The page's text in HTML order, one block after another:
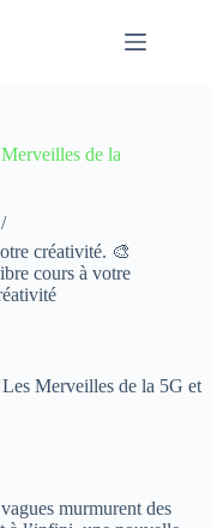
de la
créativité. 🎨
cours à votre
Merveilles de la 5G et
murmurent des